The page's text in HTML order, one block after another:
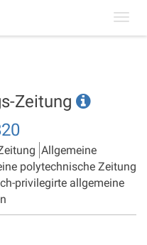
Zeitung
Allgemeine
polytechnische Zeitung
privilegirte allgemeine